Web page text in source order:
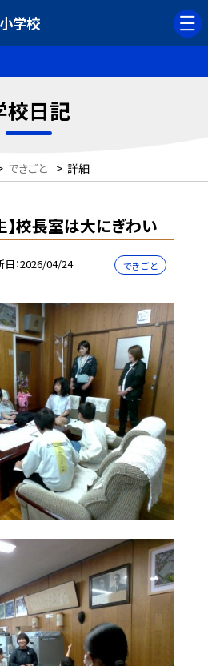
学校
校日記
できごと > 詳細
生】校長室は大にぎわい
日 2026/04/24 できごと